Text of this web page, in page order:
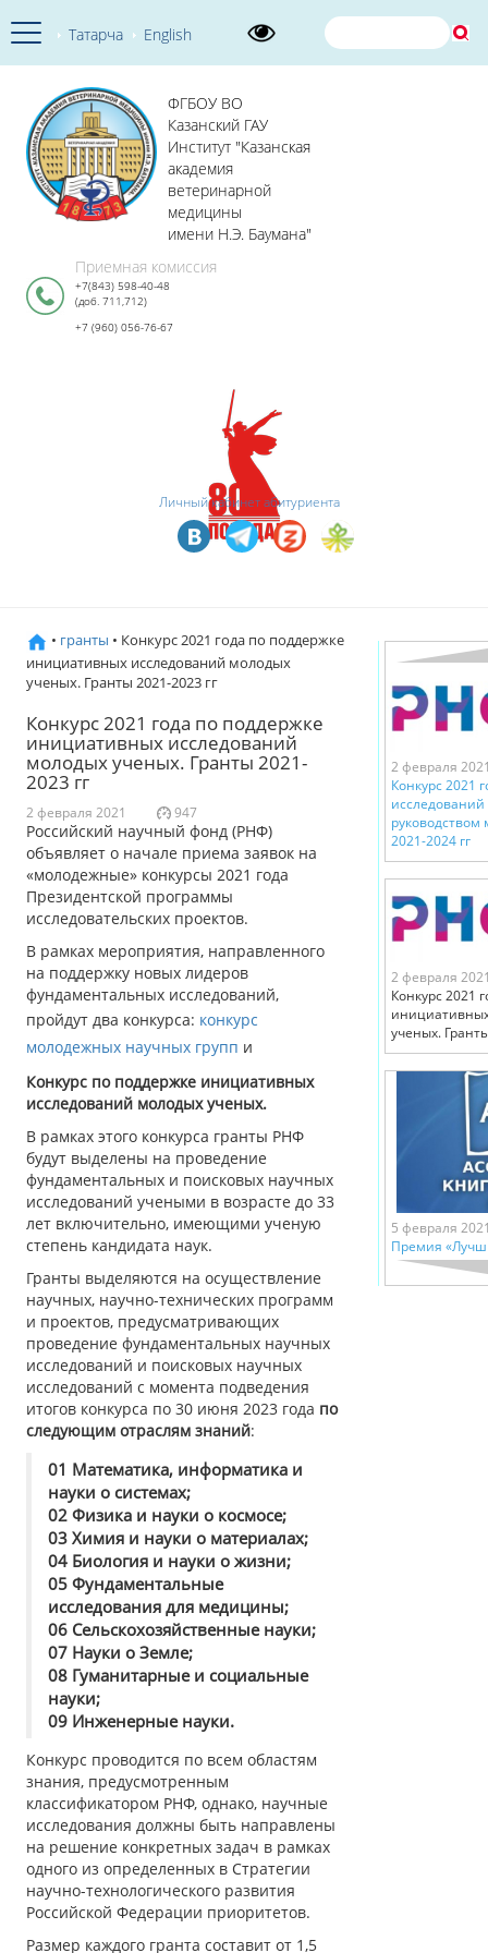
Татарча English
ФГБОУ ВО
Казанский ГАУ
Институт "Казанская
академия
ветеринарной
медицины
имени Н.Э. Баумана"
Приемная комиссия
+7(843) 598-40-48
(доб. 711,712)
+7 (960) 056-76-67
Личный кабинет абитуриента
• гранты • Конкурс 2021 года по поддержке
инициативных исследований молодых
ученых. Гранты 2021-2023 гг
Конкурс 2021 года по поддержке
инициативных исследований
молодых ученых. Гранты 2021-
2023 гг
2 февраля 2021 947
Российский научный фонд (РНФ)
объявляет о начале приема заявок на
«молодежные» конкурсы 2021 года
Президентской программы
исследовательских проектов.
В рамках мероприятия, направленного
на поддержку новых лидеров
фундаментальных исследований,
пройдут два конкурса: конкурс
молодежных научных групп и
Конкурс по поддержке инициативных
исследований молодых ученых.
В рамках этого конкурса гранты РНФ
будут выделены на проведение
фундаментальных и поисковых научных
исследований учеными в возрасте до 33
лет включительно, имеющими ученую
степень кандидата наук.
Гранты выделяются на осуществление
научных, научно-технических программ
и проектов, предусматривающих
проведение фундаментальных научных
исследований и поисковых научных
исследований с момента подведения
итогов конкурса по 30 июня 2023 года по
следующим отраслям знаний:
01 Математика, информатика и
науки о системах;
02 Физика и науки о космосе;
03 Химия и науки о материалах;
04 Биология и науки о жизни;
05 Фундаментальные
исследования для медицины;
06 Сельскохозяйственные науки;
07 Науки о Земле;
08 Гуманитарные и социальные
науки;
09 Инженерные науки.
Конкурс проводится по всем областям
знания, предусмотренным
классификатором РНФ, однако, научные
исследования должны быть направлены
на решение конкретных задач в рамках
одного из определенных в Стратегии
научно-технологического развития
Российской Федерации приоритетов.
Размер каждого гранта составит от 1,5
2 февраля
Конкурс 2021
исследований
руководством
2021-2024 гг
2 февраля
Конкурс 2021
ученых.
5 февраля
Премия